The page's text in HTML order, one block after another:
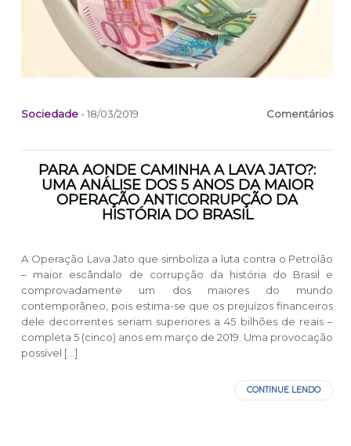
Sociedade - 18/03/2019 Comentários
PARA AONDE CAMINHA A LAVA JATO?:
UMA ANÁLISE DOS 5 ANOS DA MAIOR
OPERAÇÃO ANTICORRUPÇÃO DA
HISTÓRIA DO BRASIL
A Operação Lava Jato que simboliza a luta contra o Petrolão
– maior escândalo de corrupção da história do Brasil e
comprovadamente um dos maiores do mundo
contemporâneo, pois estima-se que os prejuízos financeiros
dele decorrentes seriam superiores a 45 bilhões de reais –
completa 5 (cinco) anos em março de 2019. Uma provocação
possível […]
CONTINUE LENDO